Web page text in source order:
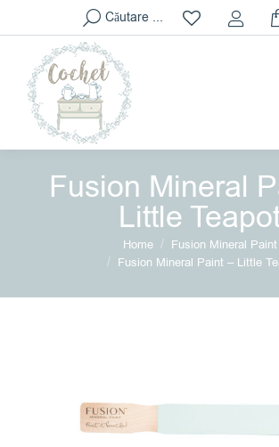
Search:Căutare ...
Fusion Mineral
Little
Home
Fusion Mineral Paint
Fusion Mineral Paint – Little